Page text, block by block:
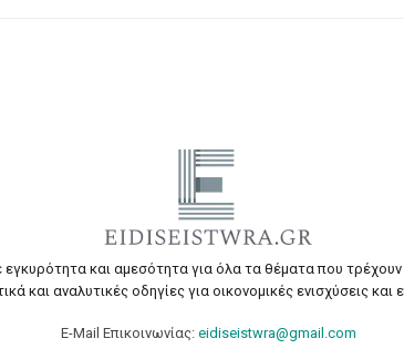
εγκυρότητα και αμεσότητα για όλα τα θέματα που
και αναλυτικές οδηγίες για οικονομικές ενισχύσεις και
E-Mail Επικοινωνίας: eidiseistwra@gmail.com